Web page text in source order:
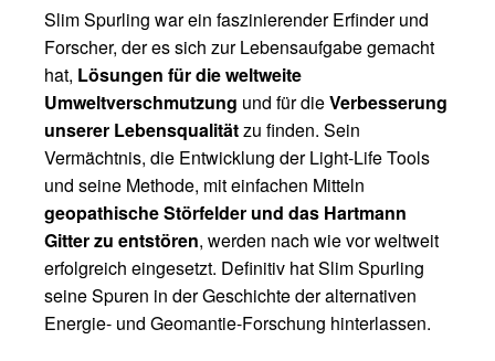
Slim Spurling war ein faszinierender Erfinder und
Forscher, der es sich zur Lebensaufgabe gemacht
hat, Lösungen für die weltweite
Umweltverschmutzung und für dieVerbesserung
unserer Lebensqualitätzu finden. Sein
Vermächtnis, die Entwicklung der Light-Life Tools
und seine Methode, mit einfachen Mitteln
geopathische Störfelder und das Hartmann
Gitter zu entstören, werden nach wie vor weltweit
erfolgreich eingesetzt. Definitiv hat Slim Spurling
seine Spuren in der Geschichte der alternativen
Energie- und Geomantie-Forschung hinterlassen.